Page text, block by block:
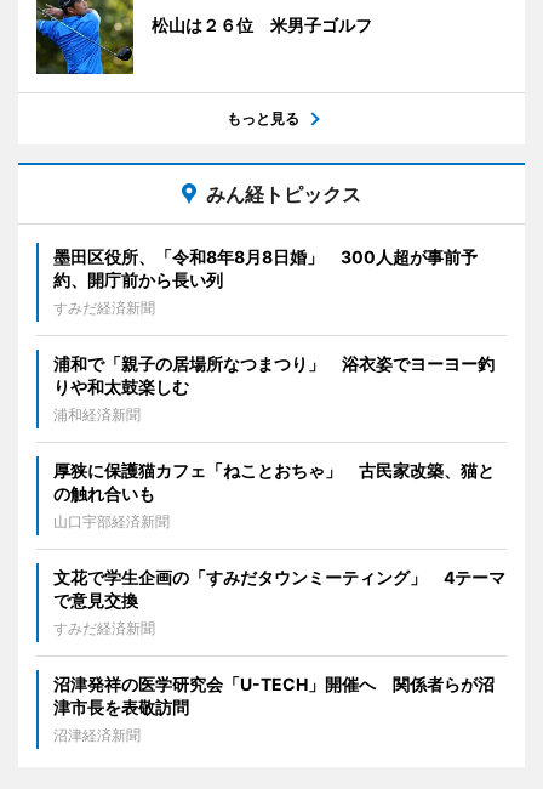
松山は２６位 米男子ゴルフ
もっと見る
みん経トピックス
墨田区役所、「令和8年8月8日婚」 300人超が事前予
約、開庁前から長い列
すみだ経済新聞
浦和で「親子の居場所なつまつり」 浴衣姿でヨーヨー釣
りや和太鼓楽しむ
浦和経済新聞
厚狭に保護猫カフェ「ねことおちゃ」 古民家改築、猫と
の触れ合いも
山口宇部経済新聞
文花で学生企画の「すみだタウンミーティング」 4テーマ
で意見交換
すみだ経済新聞
沼津発祥の医学研究会「U-TECH」開催へ 関係者らが沼
津市長を表敬訪問
沼津経済新聞